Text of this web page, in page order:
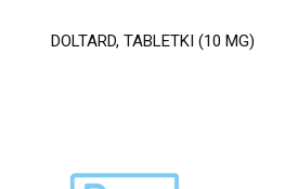
DOLTARD, TABLETKI (10 MG)